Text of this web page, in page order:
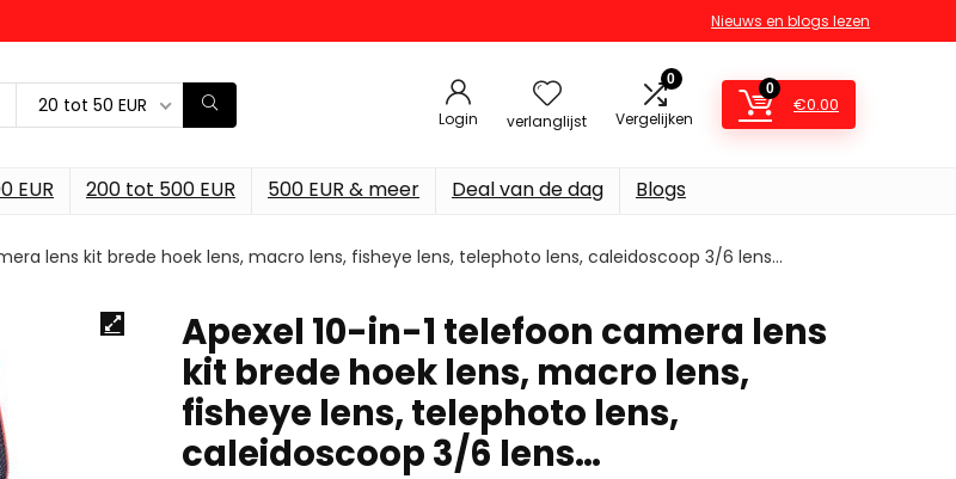
Nieuws en blogs lezen
20 tot 50 EUR
Login verlanglijst
0
Vergelijken
0
€0.00
EUR 200 tot 500 EUR 500 EUR & meer Deal van de dag Blogs
lens kit brede hoek lens, macro lens, fisheye lens, telephoto lens, caleidoscoop 3/6 lens…
Apexel 10-in-1 telefoon camera lens
kit brede hoek lens, macro lens,
fisheye lens, telephoto lens,
caleidoscoop 3/6 lens…